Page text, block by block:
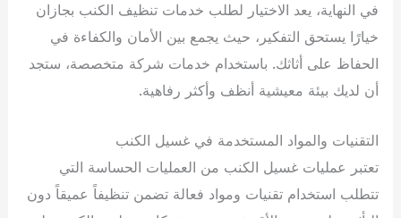
في النهاية، يعد الاختيار لطلب خدمات تنظيف الكنب بجازان
خيارًا يستحق التفكير، حيث يجمع بين الأمان والكفاءة في
الحفاظ على أثاثك. باستخدام خدمات شركة متخصصة، ستجد
أن لديك بيئة معيشية أنظف وأكثر رفاهية.
التقنيات والمواد المستخدمة في غسيل الكنب
تعتبر عمليات غسيل الكنب من العمليات الحساسة التي
تتطلب استخدام تقنيات ومواد فعالة تضمن تنظيفاً عميقاً دون